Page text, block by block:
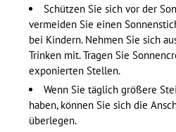
Schützen Sie sich vor der
vermeiden Sie einen
bei Kindern. Nehmen Sie sich
Trinken mit. Tragen Sie
exponierten Stellen.
Wenn Sie täglich größere
haben, können Sie sich die
überlegen.